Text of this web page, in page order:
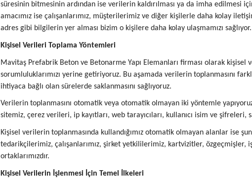
süresinin bitmesinin ardından ise verilerin kaldırılması ya da imha edilmesi
amacımız ise çalışanlarımız, müşterilerimiz ve diğer kişilerle daha kolay
adres gibi bilgilerin yer alması bizim o kişilere daha kolay ulaşmamızı sağlıyor.
Kişisel Verileri Toplama Yöntemleri
Mavitaş Prefabrik Beton ve Betonarme Yapı Elemanları firması olarak kişisel
sorumluluklarımızı yerine getiriyoruz. Bu aşamada verilerin toplanmasını
ihtiyaca bağlı olan sürelerde saklanmasını sağlıyoruz.
Verilerin toplanmasını otomatik veya otomatik olmayan iki yöntemle
sitemiz, çerez verileri, ip kayıtları, web tarayıcıları, kullanıcı isim ve şifreleri,
Kişisel verilerin toplanmasında kullandığımız otomatik olmayan alanlar ise
tedarikçilerimiz, çalışanlarımız, şirket yetkililerimiz, kartvizitler, özgeçmişler,
ortaklarımızdır.
Kişisel Verilerin İşlenmesi İçin Temel İlkeleri